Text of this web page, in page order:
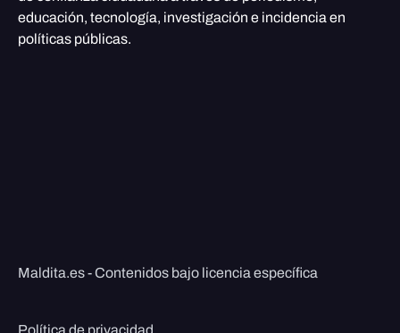
educación, tecnología, investigación e incidencia en
políticas públicas.
Maldita.es - Contenidos bajo licencia específica